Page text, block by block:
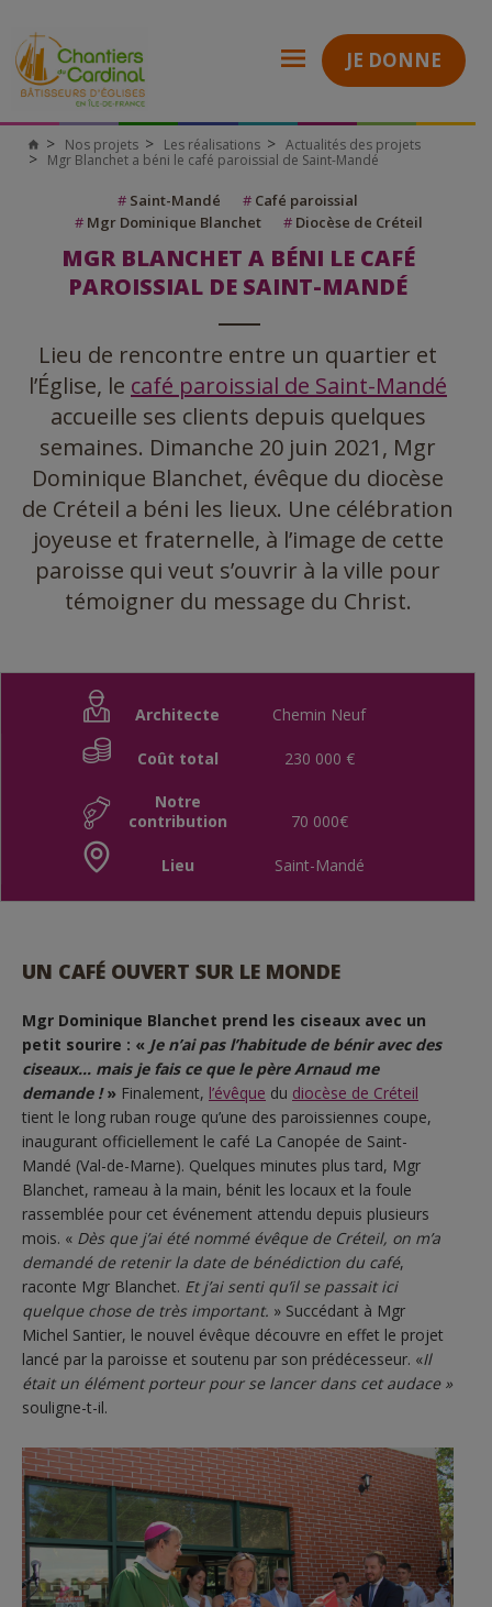
JE DONNE
Nos projets Les réalisations
Actualités des projets
Mgr Blanchet a béni le café paroissial de Saint-Mandé
# Saint-Mandé # Café paroissial
# Mgr Dominique Blanchet # Diocèse de Créteil
MGR BLANCHET A BÉNI LE CAFÉ
PAROISSIAL DE SAINT-MANDÉ
Lieu de rencontre entre un quartier et
l’Église, le café paroissial de Saint-Mandé
accueille ses clients depuis quelques
semaines. Dimanche 20 juin 2021, Mgr
Dominique Blanchet, évêque du diocèse
de Créteil a béni les lieux. Une célébration
joyeuse et fraternelle, à l’image de cette
paroisse qui veut s’ouvrir à la ville pour
témoigner du message du Christ.
Architecte Chemin Neuf
Coût total 230 000 €
Notre
contribution
70 000€
Lieu Saint-Mandé
UN CAFÉ OUVERT SUR LE MONDE
Mgr Dominique Blanchet prend les ciseaux avec un
petit sourire : « Je n’ai pas l’habitude de bénir avec des
ciseaux… mais je fais ce que le père Arnaud me
demande !» Finalement, l’évêque du diocèse de Créteil
tient le long ruban rouge qu’une des paroissiennes coupe,
inaugurant officiellement le café La Canopée de Saint-
Mandé (Val-de-Marne). Quelques minutes plus tard, Mgr
Blanchet, rameau à la main, bénit les locaux et la foule
rassemblée pour cet événement attendu depuis plusieurs
mois. « Dès que j’ai été nommé évêque de Créteil, on m’a
demandé de retenir la date de bénédiction du café,
raconte Mgr Blanchet. Et j’ai senti qu’il se passait ici
quelque chose de très important. » Succédant à Mgr
Michel Santier, le nouvel évêque découvre en effet le projet
lancé par la paroisse et soutenu par son prédécesseur. «Il
était un élément porteur pour se lancer dans cet audace »
souligne-t-il.